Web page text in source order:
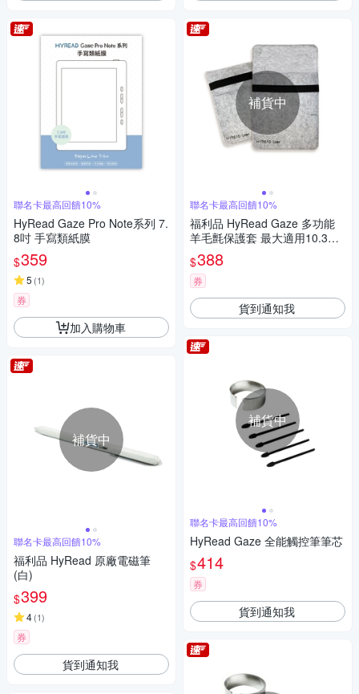
聯名卡最高回饋10%
HyRead Gaze Pro Note系列 7.
8吋 手寫類紙膜
$359
5 (1)
券
加入購物車
補貨中
聯名卡最高回饋10%
福利品 HyRead 原廠電磁筆
(白)
$399
4(1)
券
貨到通知我
補貨中
聯名卡最高回饋10%
福利品 HyRead Gaze 多功能
羊毛氈保護套 最大適用10.3吋
Gaze
$388
券
貨到通知我
補貨中
聯名卡最高回饋10%
HyRead Gaze 全能觸控筆筆芯
$414
券
貨到通知我